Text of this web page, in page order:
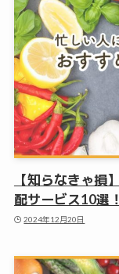
【知らなきゃ損
配サービス10選
2024年12月20日